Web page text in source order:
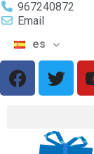
967240872
Email
es